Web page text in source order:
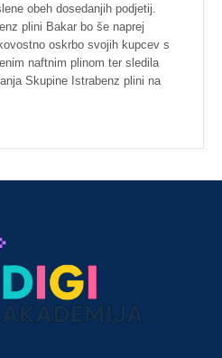
obeh dosedanjih podjetij.
plini Bakar bo še naprej
oskrbo svojih kupcev s
naftnim plinom ter sledila
Skupine Istrabenz plini na